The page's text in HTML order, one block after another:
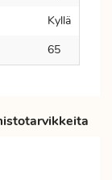
Kyllä
65